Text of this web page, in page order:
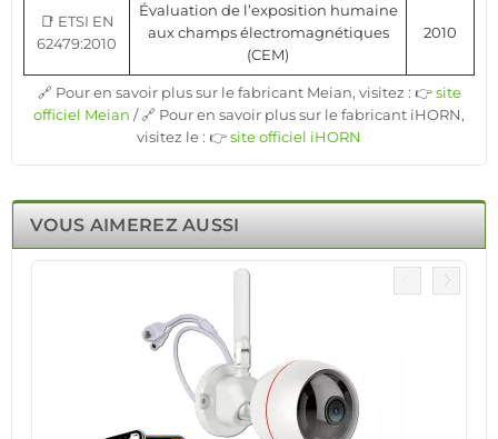
📑 ETSI EN
62479:2010
Évaluation de l’exposition humaine
aux champs électromagnétiques
(CEM)
2010
🔗 Pour en savoir plus sur le fabricant Meian, visitez : 👉site
officiel Meian / 🔗 Pour en savoir plus sur le fabricant iHORN,
visitez le : 👉site officiel iHORN
VOUS AIMEREZ AUSSI